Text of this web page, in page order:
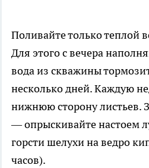
Поливайте только теплой
Для этого с вечера
вода из скважины
несколько дней. Каждую
нижнюю сторону листьев.
— опрыскивайте настоем
горсти шелухи на ведро
часов).